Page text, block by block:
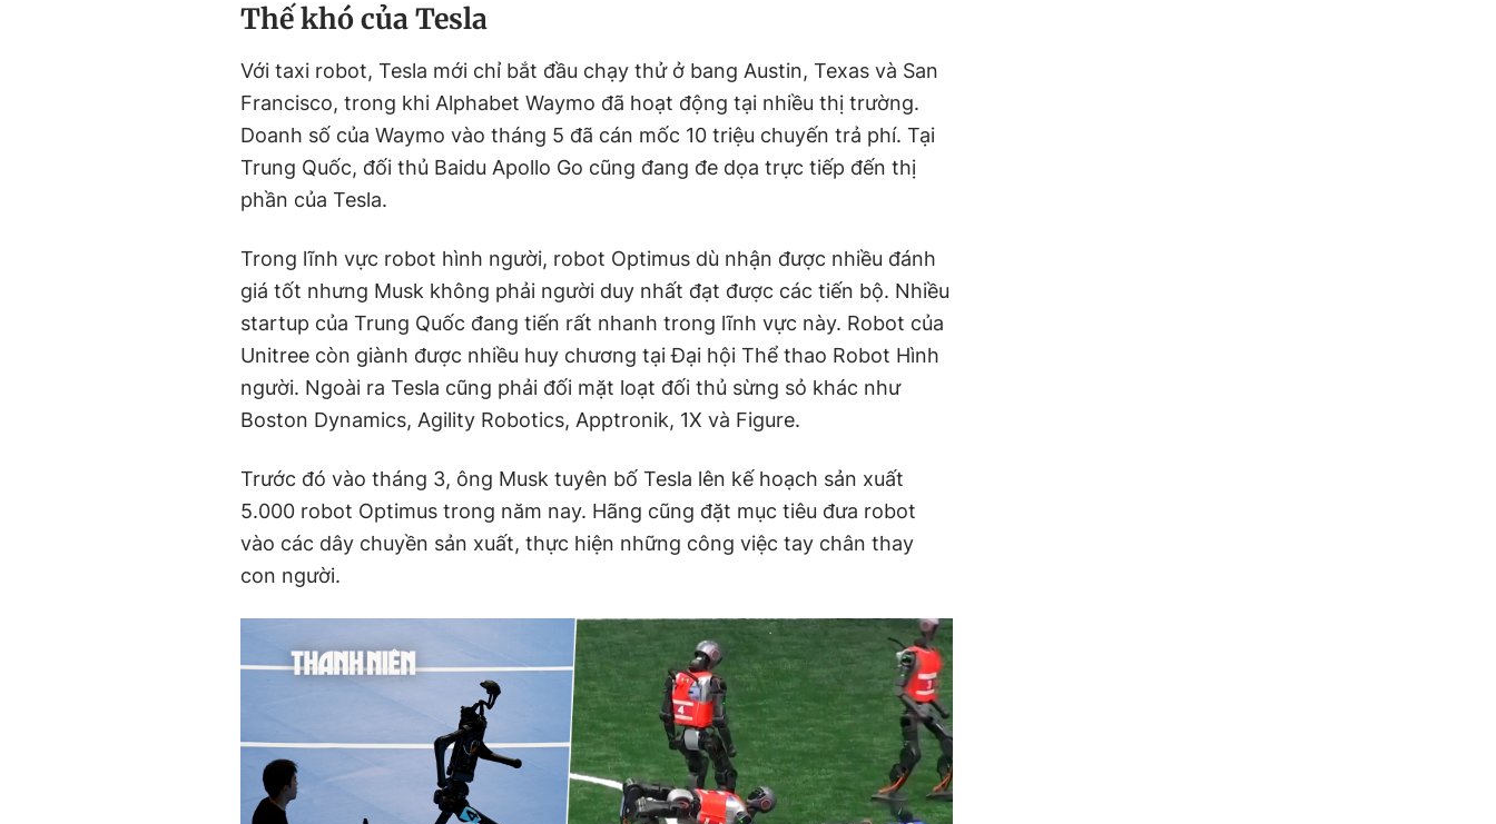
Thế khó của Tesla
Với taxi robot, Tesla mới chỉ bắt đầu chạy thử ở bang Austin, Texas và San
Francisco, trong khi Alphabet Waymo đã hoạt động tại nhiều thị trường.
Doanh số của Waymo vào tháng 5 đã cán mốc 10 triệu chuyến trả phí. Tại
Trung Quốc, đối thủ Baidu Apollo Go cũng đang đe dọa trực tiếp đến thị
phần của Tesla.
Trong lĩnh vực robot hình người, robot Optimus dù nhận được nhiều đánh
giá tốt nhưng Musk không phải người duy nhất đạt được các tiến bộ. Nhiều
startup của Trung Quốc đang tiến rất nhanh trong lĩnh vực này. Robot của
Unitree còn giành được nhiều huy chương tại Đại hội Thể thao Robot Hình
người. Ngoài ra Tesla cũng phải đối mặt loạt đối thủ sừng sỏ khác như
Boston Dynamics, Agility Robotics, Apptronik, 1X và Figure.
Trước đó vào tháng 3, ông Musk tuyên bố Tesla lên kế hoạch sản xuất
5.000 robot Optimus trong năm nay. Hãng cũng đặt mục tiêu đưa robot
vào các dây chuyền sản xuất, thực hiện những công việc tay chân thay
con người.